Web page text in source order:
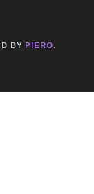
BY PIERO